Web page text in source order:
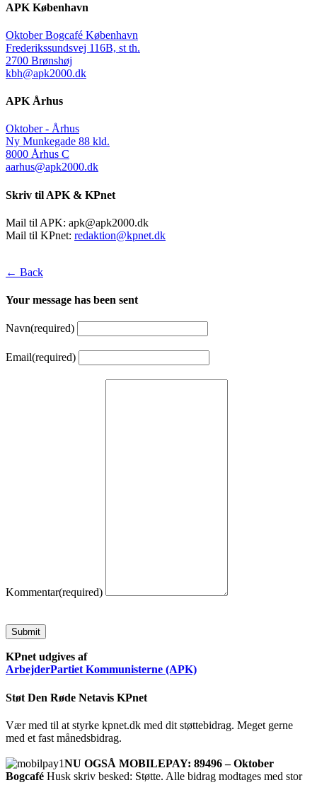
APK København
Oktober Bogcafé København
Frederikssundsvej 116B, st th.
2700 Brønshøj
kbh@apk2000.dk
APK Århus
Oktober - Århus
Ny Munkegade 88 kld.
8000 Århus C
aarhus@apk2000.dk
Skriv til APK & KPnet
Mail til APK: apk@apk2000.dk
Mail til KPnet: redaktion@kpnet.dk
← Back
Your message has been sent
Navn(required)
Email(required)
Kommentar(required)
Submit
KPnet udgives af
ArbejderPartiet Kommunisterne (APK)
Støt Den Røde Netavis KPnet
Vær med til at styrke kpnet.dk med dit støttebidrag. Meget gerne
med et fast månedsbidrag.
NU OGSÅ MOBILEPAY: 89496 – Oktober
Bogcafé Husk skriv besked: Støtte. Alle bidrag modtages med stor